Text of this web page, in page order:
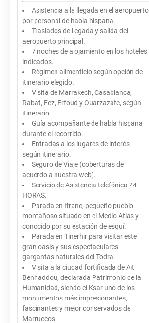
Asistencia a la llegada en el aeropuerto
por personal de habla hispana.
Traslados de llegada y salida del
aeropuerto principal.
7 noches de alojamiento en los hoteles
indicados.
Régimen alimenticio según opción de
itinerario elegido.
Visita de Marrakech, Casablanca,
Rabat, Fez, Erfoud y Ouarzazate, según
itinerario.
Guía acompañante de habla hispana
durante el recorrido.
Entradas a los lugares de interés,
según itinerario.
Seguro de Viaje (coberturas de
acuerdo a nuestra web).
Servicio de Asistencia telefónica 24
HORAS.
Parada en Ifrane, pequeño pueblo
montañoso situado en el Medio Atlas y
conocido por su estación de esquí.
Parada en Tinerhir para visitar este
gran oasis y sus espectaculares
gargantas naturales del Todra.
Visita a la ciudad fortificada de Ait
Benhaddou, declarada Patrimonio de la
Humanidad, siendo el Ksar uno de los
monumentos más impresionantes,
fascinantes y mejor conservados de
Marruecos.